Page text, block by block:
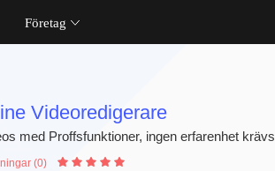
Företag
Videoredigerare
med Proffsfunktioner, ingen erfarenhet krävs
(0)